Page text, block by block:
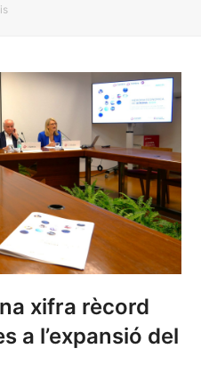
xifra rècord
a l’expansió del